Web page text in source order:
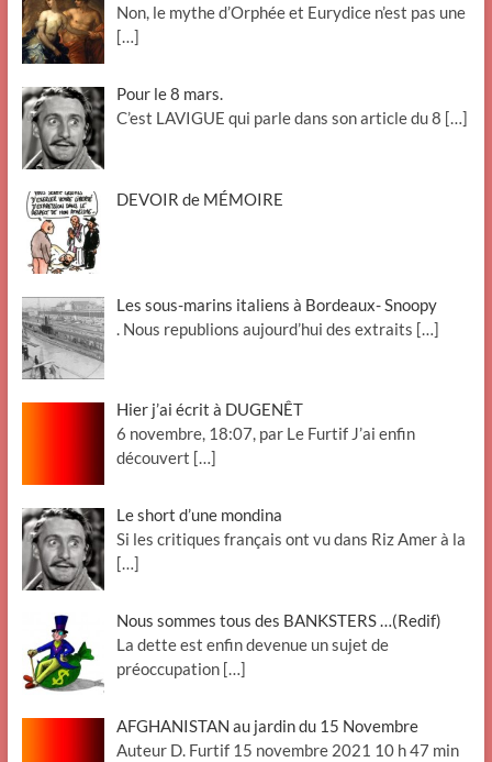
Non, le mythe d’Orphée et Eurydice n’est pas une
[…]
Pour le 8 mars.
C’est LAVIGUE qui parle dans son article du 8 […]
DEVOIR de MÉMOIRE
Les sous-marins italiens à Bordeaux- Snoopy
. Nous republions aujourd’hui des extraits […]
Hier j’ai écrit à DUGENÊT
6 novembre, 18:07, par Le Furtif J’ai enfin
découvert […]
Le short d’une mondina
Si les critiques français ont vu dans Riz Amer à la
[…]
Nous sommes tous des BANKSTERS …(Redif)
La dette est enfin devenue un sujet de
préoccupation […]
AFGHANISTAN au jardin du 15 Novembre
Auteur D. Furtif 15 novembre 2021 10 h 47 min